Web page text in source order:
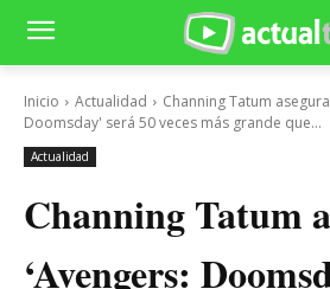
Inicio Actualidad
Channing Tatum
Doomsday' será 50 veces más grande que...
Actualidad
Channing Tatum
‘Avengers: